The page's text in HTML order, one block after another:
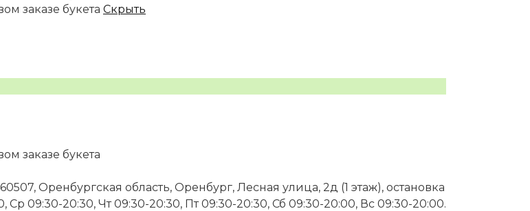
заказе букета Скрыть
заказе букета
Оренбургская область, Оренбург, Лесная улица, 2д (1 этаж), остановка
Ср 09:30-20:30, Чт 09:30-20:30, Пт 09:30-20:30, Сб 09:30-20:00, Вс 09:30-20:00.